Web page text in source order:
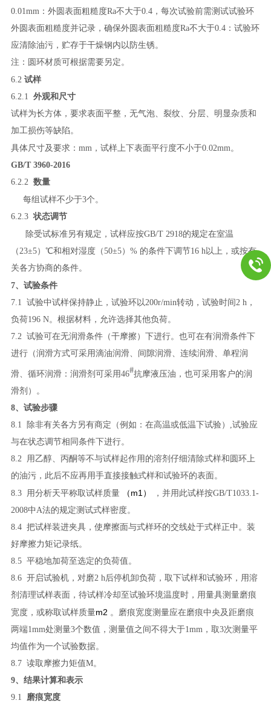
0.01mm ：外圆表面粗糙度Ra不大于0.4，每次试验前需测试试验环
外圆表面粗糙度并记录，确保外圆表面粗糙度Ra不大于0.4：试验环
应清除油污，贮存于干燥钢内以防生锈。
注：圆环材质可根据需要另定。
6.2 试样
6.2 1 外观和尺寸
试样为长方体，要求表面平整，无气泡、裂纹、分层、明显杂质和
加工损伤等缺陷。
具体尺寸及要求： mm ，试样上下表面平行度不小于0.02mm 。
GB/T 3960-2016
6.2.2 数量
每组试样不少于3个。
6.2.3状态调节
除受试标准另有规定，试样应按GB/T 2918的规定在室温
（ 23±5）℃和相对湿度（50±5） % 的条件下调节16 h 以上，或按有
关各方协商的条件。
7、试验条件
7.1 试验中试样保持静止，试验环以 200r/min转动，试验时间 2 h ，
负荷196 N。根据材料，允许选择其他负荷。
7.2 试验可在无润滑条件（干摩擦）下进行。也可在有润滑条件下
进行（润滑方式可采用滴油润滑、间隙润滑、连续润滑、单程润
滑、循环润滑：润滑剂可采用46#抗摩液压油，也可采用客户的润
滑剂）。
8、试验步骤
8.1
除非有关各方另有商定（例如：在高温或低温下试验）
试验应
与在状态调节相同条件下进行。
8.2
用乙醇、丙酮等不与试样起作用的溶剂仔细清除式样和圆环上
的油污，此后不应再用手直接接触式样和试验环的表面。
8.3
用分析天平称取试样质量（m1） ，并用此试样按GB/T1033.1-
2008中 A法的规定测试式样密度。
8.4 把试样装进夹具，使摩擦面与式样环的交线处于式样正中。装
好摩擦力矩记录纸。
8.5 平稳地加荷至选定的负荷值。
8.6 开启试验机，对磨2 h 后停机卸负荷，取下试样和试验环，用溶
剂清理试样表面，待试样冷却至试验环境温度时，用量具测量磨痕
宽度，或称取试样质量m2 。磨痕宽度测量应在磨痕中央及距磨痕
两端1mm处测量3个数值，测量值之间不得大于1mm ，取3次测量平
均值作为一个试验数据。
8.7 读取摩擦力矩值M。
9、结果计算和表示
9.1 磨痕宽度